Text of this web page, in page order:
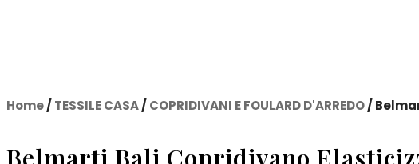
Home/ TESSILE CASA/ COPRIDIVANI E FOULARD D'ARREDO/